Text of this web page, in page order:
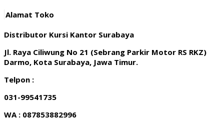
Alamat Toko
Distributor Kursi Kantor Surabaya
Jl. Raya Ciliwung No 21 (Sebrang Parkir Motor RS RKZ)
Darmo, Kota Surabaya, Jawa Timur.
Telpon :
031-99541735
WA : 087853882996